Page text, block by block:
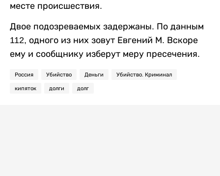
месте происшествия.
Двое подозреваемых задержаны. По данным
112, одного из них зовут Евгений М. Вскоре
ему и сообщнику изберут меру пресечения.
Россия Убийство Деньги Убийство. Криминал
кипяток долги долг